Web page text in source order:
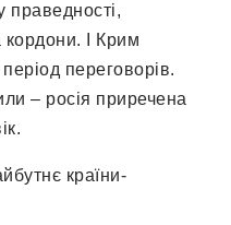
праведності,
І Крим
переговорів.
– росія приречена
країни-